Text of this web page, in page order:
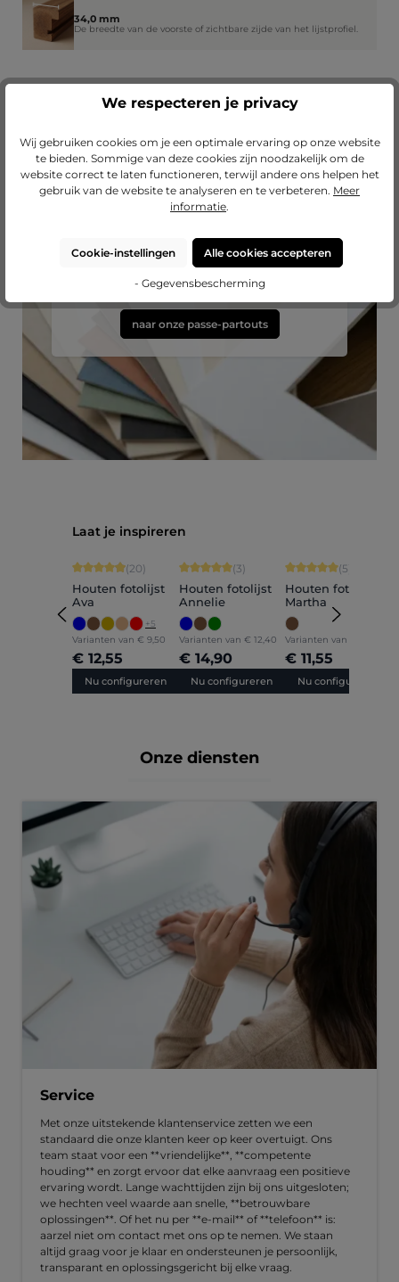
34,0 mm
De breedte van de voorste of zichtbare zijde van het lijstprofiel.
Passend passe-partout?
Verfraai je lijst met een hoogwaardig passe-
partout van Mijn Favoriete Lijst.
naar onze passe-partouts
Productgalerij overslaan
Laat je inspireren
Gemiddelde waardering van 4.9 van 5 sterren
(20)
Houten fotolijst
Ava
+5
Varianten van € 9,50
€ 12,55
Nu configureren
Gemiddelde waardering van 5 van 5
(3)
Houten fotolijst
Annelie
Varianten van € 12,40
€ 14,90
Nu configureren
Gemiddelde
(5)
Houten fotolijst
Martha
Varianten van
€ 11,55
Nu configureren
Onze diensten
Service
Met onze uitstekende klantenservice zetten we een
standaard die onze klanten keer op keer overtuigt. Ons
team staat voor een **vriendelijke**, **competente
houding** en zorgt ervoor dat elke aanvraag een positieve
ervaring wordt. Lange wachttijden zijn bij ons uitgesloten;
we hechten veel waarde aan snelle, **betrouwbare
oplossingen**. Of het nu per **e-mail** of **telefoon** is:
aarzel niet om contact met ons op te nemen. We staan
altijd graag voor je klaar en ondersteunen je persoonlijk,
transparant en oplossingsgericht bij elke vraag.
We respecteren je privacy
Wij gebruiken cookies om je een optimale ervaring op onze website
te bieden. Sommige van deze cookies zijn noodzakelijk om de
website correct te laten functioneren, terwijl andere ons helpen het
gebruik van de website te analyseren en te verbeteren. Meer
informatie.
Cookie-instellingen Alle cookies accepteren
- Gegevensbescherming